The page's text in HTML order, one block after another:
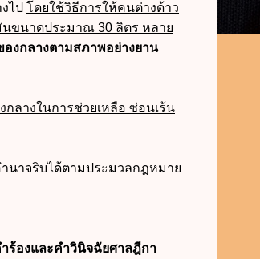
ไป โดยใช้วิธีการให้คนต่างด้าว
ขนาดประมาณ 30 ลิตร หลาย
องกลางตามสภาพอย่างยาน
กลางในการช่วยเหลือ ซ่อนเร้น
นาจริบได้ตามประมวลกฎหมาย
ร้องและคำวินิจฉัยศาลฎีกา